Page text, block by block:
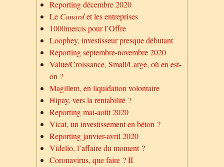
Reporting décembre 2020
Le Canardet les entreprises
1000mercis pour l’Offre
Loophey, investisseur presque débutant
Reporting septembre-novembre 2020
Value/Croissance, Small/Large, où en est-
on ?
Magillem, en liquidation volontaire
Hipay, vers la rentabilité ?
Reporting mai-août 2020
Vicat, un investissement en béton ?
Reporting janvier-avril 2020
Videlio, l’affaire du moment ?
Coronavirus, que faire ? II